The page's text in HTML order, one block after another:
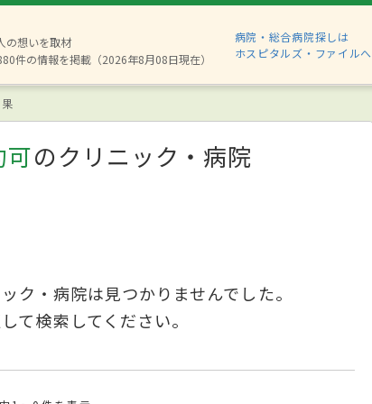
の想いを取材
件の情報を掲載（2026年8月08日現在）
病院・総合病院探しは
ホスピタルズ・ファイルへ
可のクリニック・病院
ク・病院は見つかりませんでした。
て検索してください。